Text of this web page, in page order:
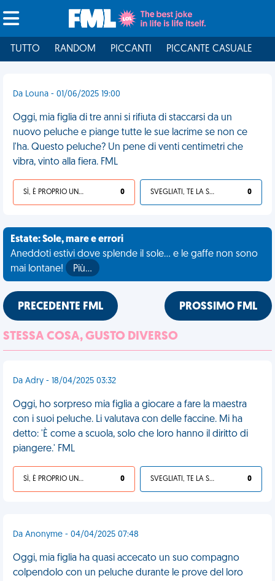
TUTTO RANDOM PICCANTI PICCANTE CASUALE
Da Louna - 01/06/2025 19:00
Oggi, mia figlia di tre anni si rifiuta di staccarsi da un
nuovo peluche e piange tutte le sue lacrime se non ce
l'ha. Questo peluche? Un pene di venti centimetri che
vibra, vinto alla fiera. FML
SÌ, È PROPRIO UNA VDM! 0 SVEGLIATI, TE LA SEI CERCATA! 0
Estate: Sole, mare e errori
Aneddoti estivi dove splende il sole... e le gaffe non sono
mai lontane!
Più…
PRECEDENTE FML PROSSIMO FML
STESSA COSA, GUSTO DIVERSO
Da Adry - 18/04/2025 03:32
Oggi, ho sorpreso mia figlia a giocare a fare la maestra
con i suoi peluche. Li valutava con delle faccine. Mi ha
detto: 'È come a scuola, solo che loro hanno il diritto di
piangere.' FML
SÌ, È PROPRIO UNA VDM! 0 SVEGLIATI, TE LA SEI CERCATA! 0
Da Anonyme - 04/04/2025 07:48
Oggi, mia figlia ha quasi accecato un suo compagno
colpendolo con un peluche durante le prove del loro